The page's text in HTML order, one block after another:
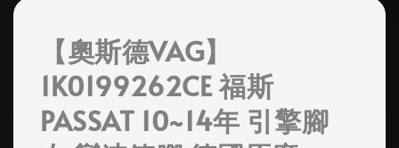
【奧斯德VAG】
1K0199262CE 福斯
PASSAT 10~14年 引擎腳